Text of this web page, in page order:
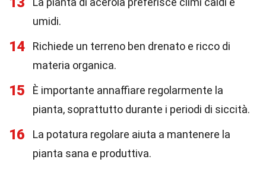
umidi.
14
Richiede un terreno ben drenato e ricco di
materia organica.
15
È importante annaffiare regolarmente la
pianta, soprattutto durante i periodi di siccità.
16
La potatura regolare aiuta a mantenere la
pianta sana e produttiva.